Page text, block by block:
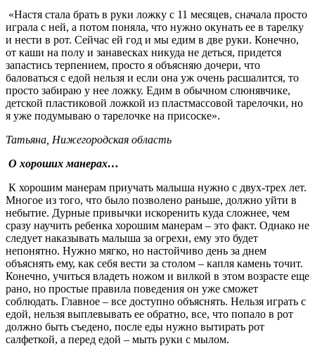
«Настя стала брать в руки ложку с 11 месяцев, сначала просто
играла с ней, а потом поняла, что нужно окунать ее в тарелку
и нести в рот. Сейчас ей год и мы едим в две руки. Конечно,
от каши на полу и занавесках никуда не деться, придется
запастись терпением, просто я объясняю дочери, что
баловаться с едой нельзя и если она уж очень расшалится, то
просто забираю у нее ложку. Едим в обычном слюнявчике,
детской пластиковой ложкой из пластмассовой тарелочки, но
я уже подумываю о тарелочке на присоске».
Татьяна, Нижегородская область
О хороших манерах…
К хорошим манерам приучать малыша нужно с двух-трех лет.
Многое из того, что было позволено раньше, должно уйти в
небытие. Дурные привычки искоренить куда сложнее, чем
сразу научить ребенка хорошим манерам – это факт. Однако не
следует наказывать малыша за огрехи, ему это будет
непонятно. Нужно мягко, но настойчиво день за днем
объяснять ему, как себя вести за столом – капля камень точит.
Конечно, учиться владеть ножом и вилкой в этом возрасте еще
рано, но простые правила поведения он уже сможет
соблюдать. Главное – все доступно объяснять. Нельзя играть с
едой, нельзя выплевывать ее обратно, все, что попало в рот
должно быть съедено, после еды нужно вытирать рот
салфеткой, а перед едой – мыть руки с мылом.